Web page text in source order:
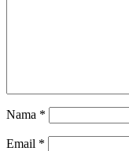
Nama *
Email *